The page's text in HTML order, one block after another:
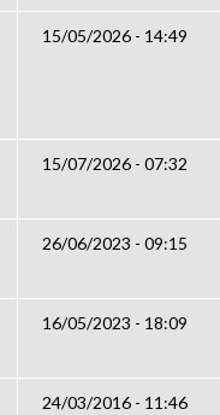
15/05/2026 - 14:49
15/07/2026 - 07:32
26/06/2023 - 09:15
16/05/2023 - 18:09
24/03/2016 - 11:46